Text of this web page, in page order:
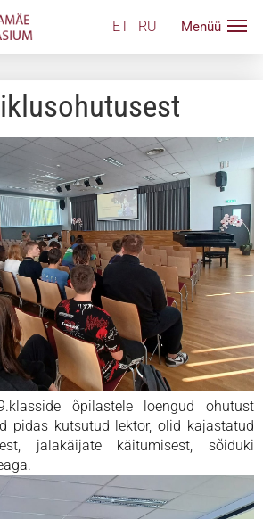
ET RU
õpilastele loengud ohutust
pidas kutsutud lektor, olid kajastatud
jalakäijate käitumisest, sõiduki